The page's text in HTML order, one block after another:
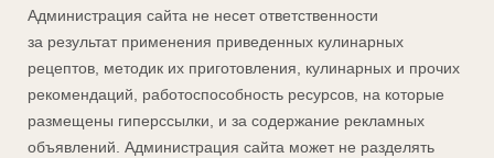
Администрация сайта не несет ответственности
за результат применения приведенных кулинарных
рецептов, методик их приготовления, кулинарных и прочих
рекомендаций, работоспособность ресурсов, на которые
размещены гиперссылки, и за содержание рекламных
объявлений. Администрация сайта может не разделять